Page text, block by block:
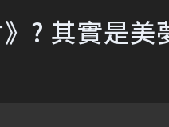
? 其實是美